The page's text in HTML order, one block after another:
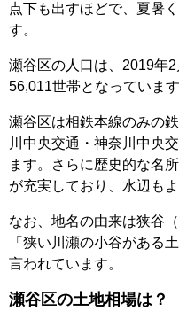
点下も出すほどで、夏暑
す。
瀬谷区の人口は、2019年
56,011世帯となっています
瀬谷区は相鉄本線のみの
川中央交通・神奈川中央
ます。さらに歴史的な名
が充実しており、水辺も
なお、地名の由来は狭谷
「狭い川瀬の小谷がある
言われています。
瀬谷区の土地相場は？